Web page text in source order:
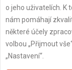
o jeho uživatelích. K
nám pomáhají
některé účely
volbou „Přijmout
„Nastavení“.